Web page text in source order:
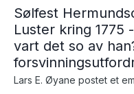
Sølfest
Luster kring 1775
vart det so av
Lars E. Øyane postet et